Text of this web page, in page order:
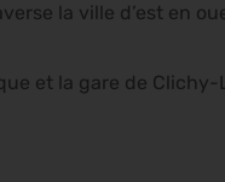
la ville d’est en
et la gare de